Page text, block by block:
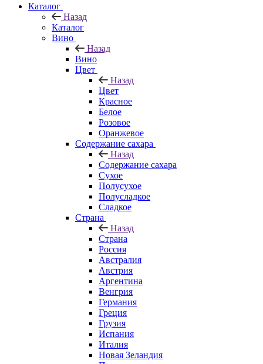
Каталог
Назад
Каталог
Вино
Назад
Вино
Цвет
Назад
Цвет
Красное
Белое
Розовое
Оранжевое
Содержание сахара
Назад
Содержание сахара
Сухое
Полусухое
Полусладкое
Сладкое
Страна
Назад
Страна
Россия
Австралия
Австрия
Аргентина
Венгрия
Германия
Греция
Грузия
Испания
Италия
Новая Зеландия